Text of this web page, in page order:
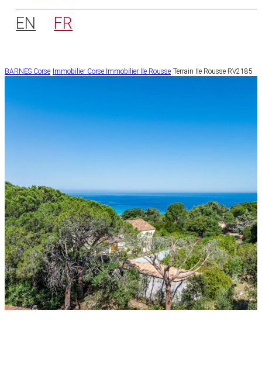
EN FR
BARNES Corse Immobilier Corse Immobilier Ile Rousse Terrain Ile Rousse RV2185